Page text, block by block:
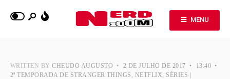
MENU
WRITTEN BYCHEUDO AUGUSTO • 2 DE JULHO DE 2017 • 13:40 •
2ª TEMPORADA DE STRANGER THINGS , NETFLIX, SÉRIES |